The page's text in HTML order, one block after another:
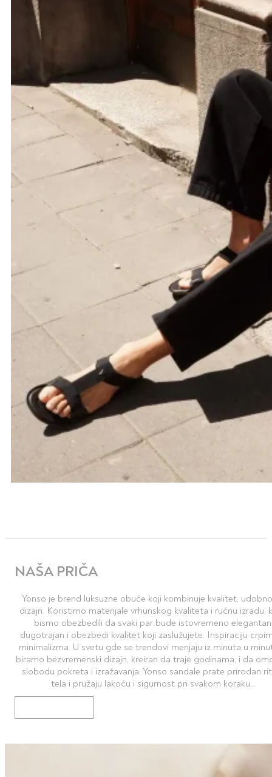
NAŠA PRIČA
Yonso je brend luksuzne obuće koji kombinuje kvalitet,
dizajn. Koristimo materijale vrhunskog kvaliteta i ručnu izradu,
bismo obezbedili da svaki par bude istovremeno
dugotrajan i obezbedi kvalitet koji zaslužujete. Inspiraciju
minimalizma. U svetu gde se trendovi menjaju iz minuta u
biramo bezvremenski dizajn, kreiran da traje godinama, i da
slobodu pokreta i izražavanja. Yonso sandale prate prirodan
tela i pružaju lakoću i sigurnost pri svakom koraku…